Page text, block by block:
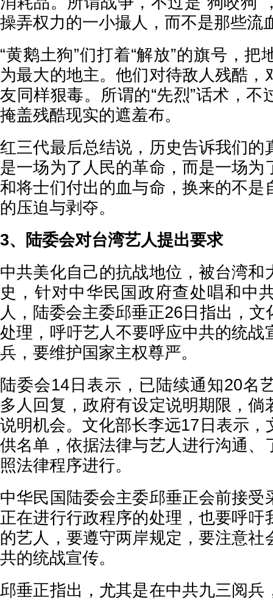
操弄权力的一小撮人，而不是那
“黄鹅土狗”们打着“解放”的旗号，
为最大的地主。他们对待敌人残酷，
友同样狠毒。所谓的“先烈”话术，不
掩盖残酷现实的遮羞布。
红三代最后总结说，历史告诉我们的
是一场为了人民的革命，而是一场为
和将士们付出的血与命，换来的不是
的压迫与剥夺。
3、陆委会对台湾艺人提出要求
中共美化自己的抗战地位，被台湾和
史，针对中华民国政府查处唱和中
人，陆委会主委邱垂正26日指出，
处理，呼吁艺人不要呼应中共的统战
兵，要维护国家主权尊严。
陆委会14日表示，已陆续通知20名
多人回复，政府有设定说明期限，倘
说明机会。文化部长李远17日表示，
供名单，依据法律与艺人进行沟通、
照法律程序进行。
中华民国陆委会主委邱垂正会前接受
正在进行行政程序的处理，也要呼吁
的艺人，要遵守两岸规定，要注意社
共的统战宣传。
邱垂正指出，尤其是在中共九三阅兵